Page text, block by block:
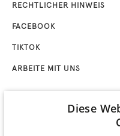
RECHTLICHER HINWEIS
FACEBOOK
TIKTOK
ARBEITE MIT UNS
Diese